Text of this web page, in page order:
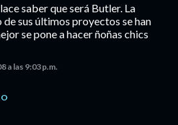
saber que será Butler. La
de sus últimos proyectos se han
se pone a hacer ñoñas chics
a las 9:03 p.m.